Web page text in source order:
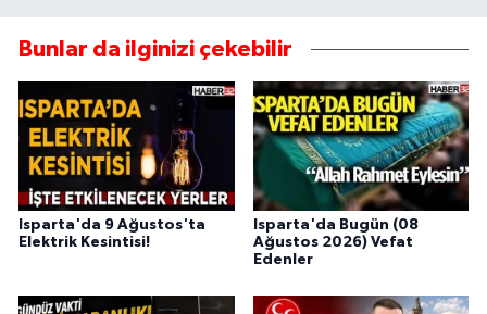
Bunlar da ilginizi çekebilir
Isparta'da 9 Ağustos'ta
Elektrik Kesintisi!
Isparta'da Bugün (08
Ağustos 2026) Vefat
Edenler